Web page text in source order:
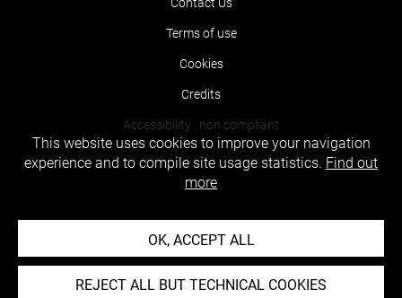
Terms of use
Cookies
Credits
Accessibility : non compliant
This website uses cookies to improve your navigation
experience and to compile site usage statistics. Find out
more
OK, ACCEPT ALL
REJECT ALL BUT TECHNICAL COOKIES